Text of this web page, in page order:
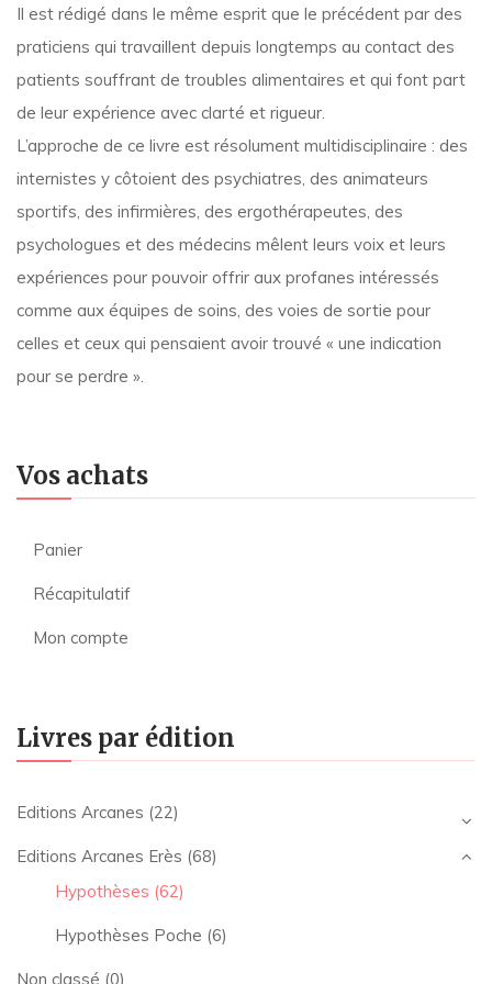
Il est rédigé dans le même esprit que le précédent par des
praticiens qui travaillent depuis longtemps au contact des
patients souffrant de troubles alimentaires et qui font part
de leur expérience avec clarté et rigueur.
L’approche de ce livre est résolument multidisciplinaire : des
internistes y côtoient des psychiatres, des animateurs
sportifs, des infirmières, des ergothérapeutes, des
psychologues et des médecins mêlent leurs voix et leurs
expériences pour pouvoir offrir aux profanes intéressés
comme aux équipes de soins, des voies de sortie pour
celles et ceux qui pensaient avoir trouvé « une indication
pour se perdre ».
Vos achats
Panier
Récapitulatif
Mon compte
Livres par édition
Editions Arcanes (22)
Editions Arcanes Erès (68)
Hypothèses (62)
Hypothèses Poche (6)
Non classé (0)